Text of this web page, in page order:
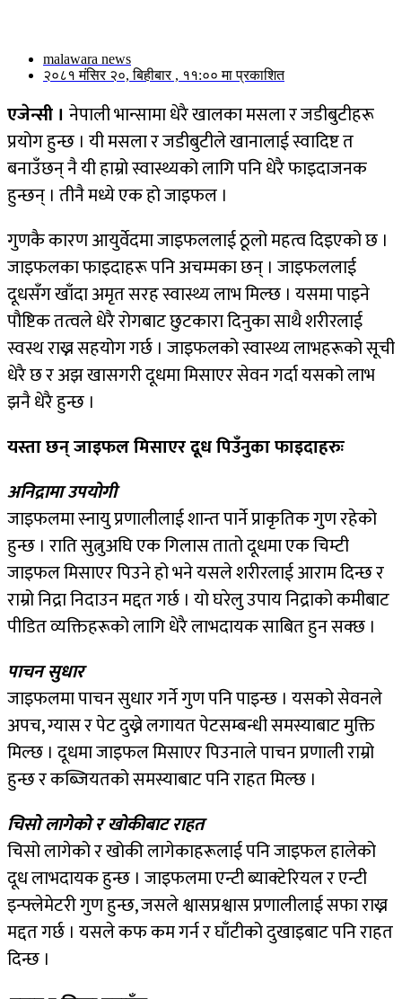
malawara news
२०८१ मंसिर २०, बिहीबार , ११:०० मा प्रकाशित
एजेन्सी । नेपाली भान्सामा धेरै खालका मसला र जडीबुटीहरू
प्रयोग हुन्छ । यी मसला र जडीबुटीले खानालाई स्वादिष्ट त
बनाउँछन् नै यी हाम्रो स्वास्थ्यको लागि पनि धेरै फाइदाजनक
हुन्छन् । तीनै मध्ये एक हो जाइफल ।
गुणकै कारण आयुर्वेदमा जाइफललाई ठूलो महत्व दिइएको छ ।
जाइफलका फाइदाहरू पनि अचम्मका छन् । जाइफललाई
दूधसँग खाँदा अमृत सरह स्वास्थ्य लाभ मिल्छ । यसमा पाइने
पौष्टिक तत्वले धेरै रोगबाट छुटकारा दिनुका साथै शरीरलाई
स्वस्थ राख्न सहयोग गर्छ । जाइफलको स्वास्थ्य लाभहरूको सूची
धेरै छ र अझ खासगरी दूधमा मिसाएर सेवन गर्दा यसको लाभ
झनै धेरै हुन्छ ।
यस्ता छन् जाइफल मिसाएर दूध पिउँनुका फाइदाहरुः
अनिद्रामा उपयोगी
जाइफलमा स्नायु प्रणालीलाई शान्त पार्ने प्राकृतिक गुण रहेको
हुन्छ । राति सुत्नुअघि एक गिलास तातो दूधमा एक चिम्टी
जाइफल मिसाएर पिउने हो भने यसले शरीरलाई आराम दिन्छ र
राम्रो निद्रा निदाउन मद्दत गर्छ । यो घरेलु उपाय निद्राको कमीबाट
पीडित व्यक्तिहरूको लागि धेरै लाभदायक साबित हुन सक्छ ।
पाचन सुधार
जाइफलमा पाचन सुधार गर्ने गुण पनि पाइन्छ । यसको सेवनले
अपच, ग्यास र पेट दुख्ने लगायत पेटसम्बन्धी समस्याबाट मुक्ति
मिल्छ । दूधमा जाइफल मिसाएर पिउनाले पाचन प्रणाली राम्रो
हुन्छ र कब्जियतको समस्याबाट पनि राहत मिल्छ ।
चिसो लागेको र खोकीबाट राहत
चिसो लागेको र खोकी लागेकाहरूलाई पनि जाइफल हालेको
दूध लाभदायक हुन्छ । जाइफलमा एन्टी ब्याक्टेरियल र एन्टी
इन्फ्लेमेटरी गुण हुन्छ, जसले श्वासप्रश्वास प्रणालीलाई सफा राख्न
मद्दत गर्छ । यसले कफ कम गर्न र घाँटीको दुखाइबाट पनि राहत
दिन्छ ।